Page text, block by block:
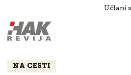
Učlani
Razgovori
NA CESTI